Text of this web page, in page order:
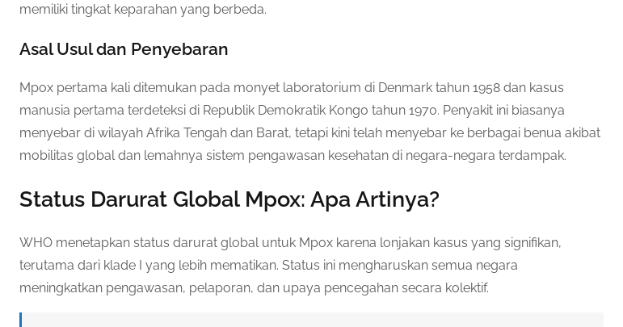
memiliki tingkat keparahan yang berbeda.
Asal Usul dan Penyebaran
Mpox pertama kali ditemukan pada monyet laboratorium di Denmark tahun 1958 dan kasus
manusia pertama terdeteksi di Republik Demokratik Kongo tahun 1970. Penyakit ini biasanya
menyebar di wilayah Afrika Tengah dan Barat, tetapi kini telah menyebar ke berbagai benua akibat
mobilitas global dan lemahnya sistem pengawasan kesehatan di negara-negara terdampak.
Status Darurat Global Mpox: Apa Artinya?
WHO menetapkan status darurat global untuk Mpox karena lonjakan kasus yang signifikan,
terutama dari klade I yang lebih mematikan. Status ini mengharuskan semua negara
meningkatkan pengawasan, pelaporan, dan upaya pencegahan secara kolektif.